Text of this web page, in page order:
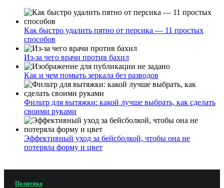
Как быстро удалить пятно от персика — 11 простых
способов
Из-за чего врачи против бахил
Как и чем помыть зеркала без разводов
Фильтр для вытяжки: какой лучше выбрать, как сделать
своими руками
Эффективный уход за бейсболкой, чтобы она не
потеряла форму и цвет
Политика